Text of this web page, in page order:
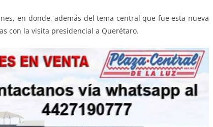
en donde, además del tema central que fue esta nueva
con la visita presidencial a Querétaro.